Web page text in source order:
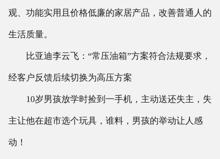
观、功能实用且价格低廉的家居产品，改善普通人的
生活质量。
比亚迪李云飞：“常压油箱”方案符合法规要求，
经客户反馈后续切换为高压方案
10岁男孩放学时捡到一手机，主动送还失主，失
主让他在超市选个玩具，谁料，男孩的举动让人感
动！